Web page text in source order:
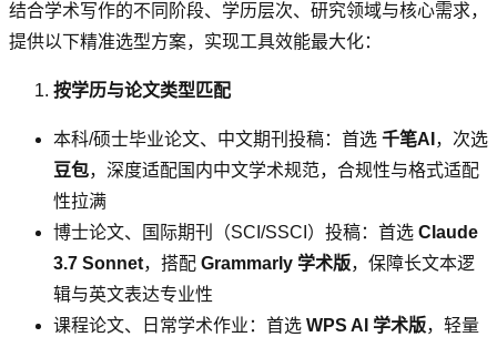
结合学术写作的不同阶段、学历层次、研究领域与核心需求，
提供以下精准选型方案，实现工具效能最大化：
按学历与论文类型匹配
本科/硕士毕业论文、中文期刊投稿：首选 千笔AI ，次选
豆包，深度适配国内中文学术规范，合规性与格式适配
性拉满
博士论文、国际期刊（SCI/SSCI）投稿：首选 Claude
3.7 Sonnet，搭配 Grammarly 学术版，保障长文本逻
辑与英文表达专业性
课程论文、日常学术作业：首选 WPS AI 学术版，轻量